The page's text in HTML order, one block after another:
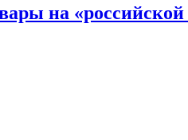
на «российской